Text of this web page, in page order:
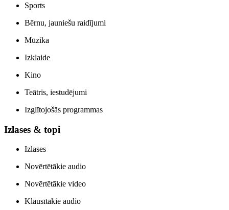
Sports
Bērnu, jauniešu raidījumi
Mūzika
Izklaide
Kino
Teātris, iestudējumi
Izglītojošās programmas
Izlases & topi
Izlases
Novērtētākie audio
Novērtētākie video
Klausītākie audio